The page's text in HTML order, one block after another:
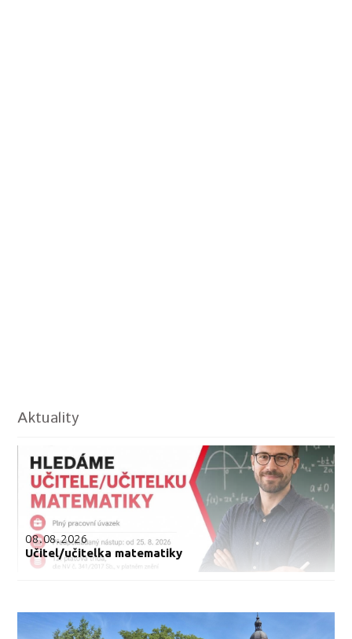
Aktuality
08.08.2026
Učitel/učitelka matematiky